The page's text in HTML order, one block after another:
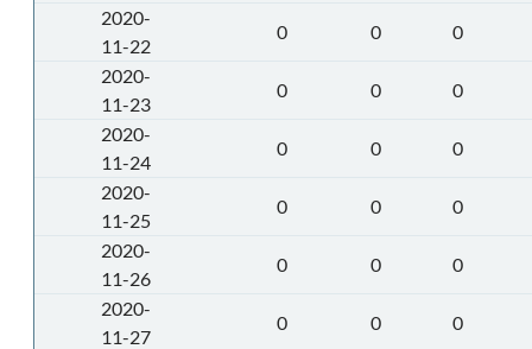
2020-
11-22
0 0
0
2020-
11-23
0 0
0
2020-
11-24
0 0
0
2020-
11-25
0 0
0
2020-
11-26
0 0
0
2020-
11-27
0 0
0